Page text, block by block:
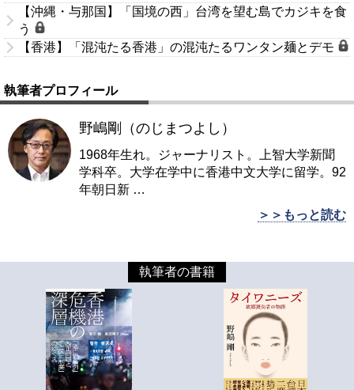
【沖縄・与那国】「国境の西」台湾を望む島でカジキを食
う
【香港】「混沌たる香港」の混沌たるワンタン麺とデモ
執筆者プロフィール
野嶋剛（のじまつよし）
1968年生れ。ジャーナリスト。上智大学新聞
学科卒。大学在学中に香港中文大学に留学。92
年朝日新 …
＞＞もっと読む
執筆者の書籍